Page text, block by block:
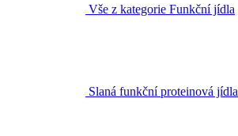
Vše z kategorie Funkční jídla
Slaná funkční proteinová jídla